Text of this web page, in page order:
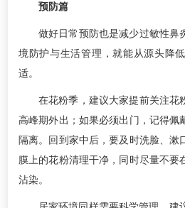
预防篇
做好日常预防也是减少过敏性鼻
境防护与生活管理，就能从源头降
适。
在花粉季，建议大家提前关注花
高峰期外出；如果必须出门，记得佩
隔离。回到家中后，要及时洗脸、漱
膜上的花粉清理干净，同时尽量不要
沾染。